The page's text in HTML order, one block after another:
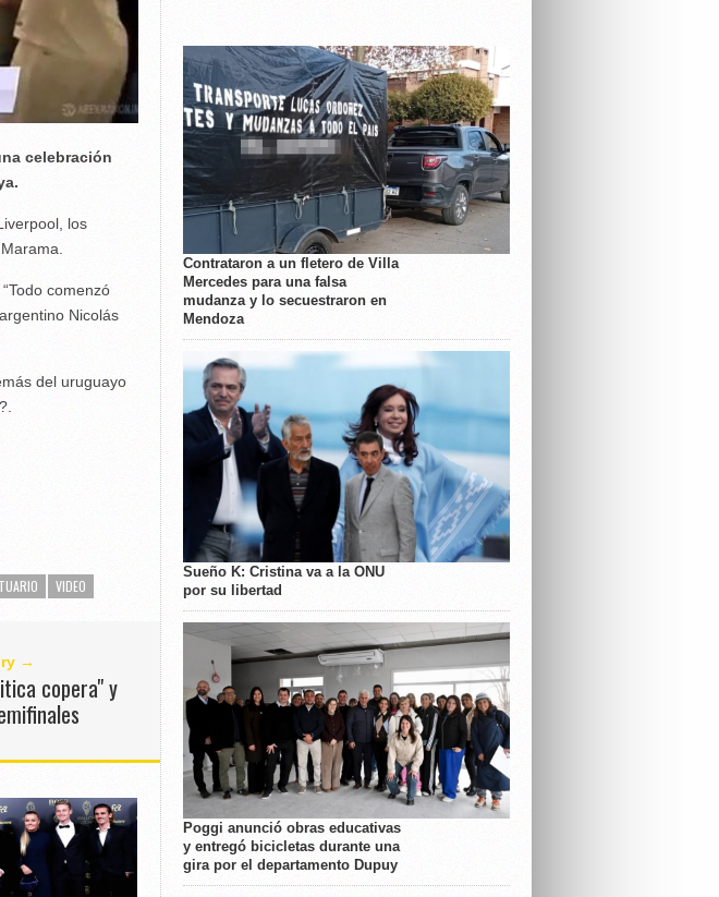
celebración
los
comenzó
Nicolás
del uruguayo
VIDEO
→
copera" y
Contrataron a un fletero de Villa
Mercedes para una falsa
mudanza y lo secuestraron en
Mendoza
Sueño K: Cristina va a la ONU
por su libertad
Poggi anunció obras educativas
y entregó bicicletas durante una
gira por el departamento Dupuy